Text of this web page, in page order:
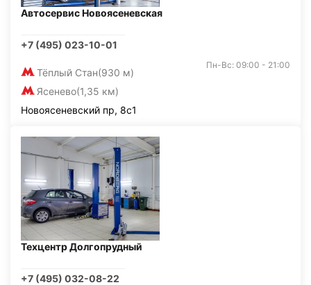
Автосервис Новоясеневская
+7 (495) 023-10-01
Тёплый Стан(930 м)
Ясенево(1,35 км)
Пн-Вс: 09:00 - 21:00
Новоясеневский пр, 8с1
Техцентр Долгопрудный
+7 (495) 032-08-22